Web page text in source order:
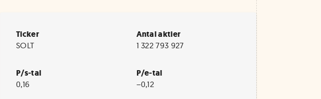
Ticker
SOLT
Antal aktier
1 322 793 927
P/s-tal
0,16
P/e-tal
−0,12